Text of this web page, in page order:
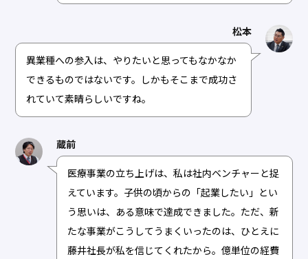
松本
異業種への参入は、やりたいと思ってもなかなか
できるものではないです。しかもそこまで成功さ
れていて素晴らしいですね。
蔵前
医療事業の立ち上げは、私は社内ベンチャーと捉
えています。子供の頃からの「起業したい」とい
う思いは、ある意味で達成できました。ただ、新
たな事業がこうしてうまくいったのは、ひとえに
藤井社長が私を信じてくれたから。億単位の経費